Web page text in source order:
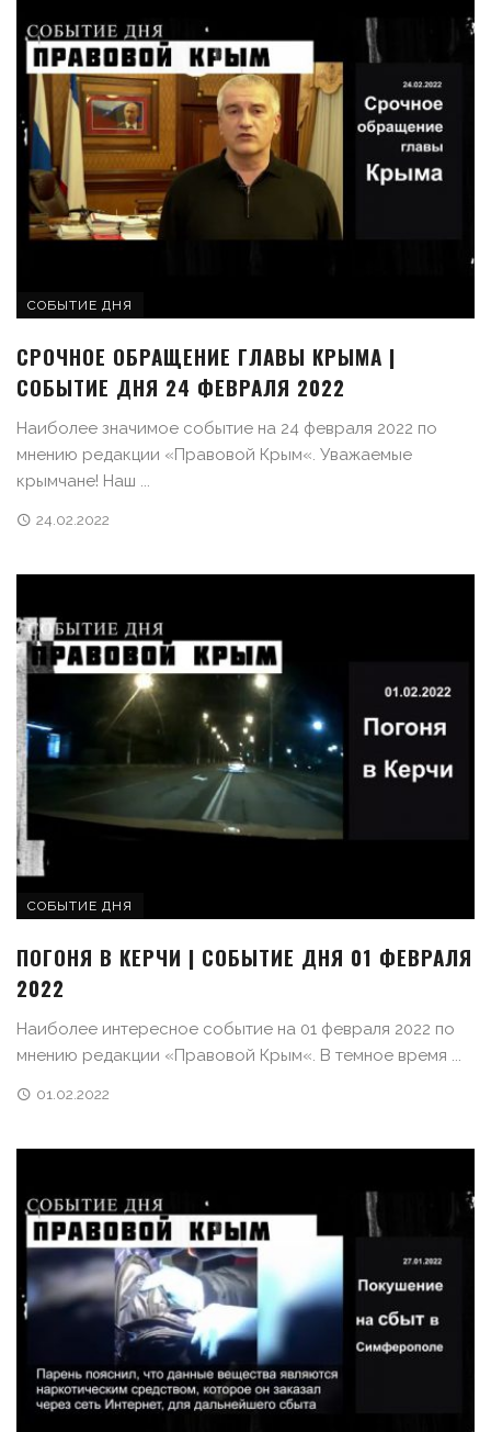
СОБЫТИЕ ДНЯ
СРОЧНОЕ ОБРАЩЕНИЕ ГЛАВЫ КРЫМА |
СОБЫТИЕ ДНЯ 24 ФЕВРАЛЯ 2022
Наиболее значимое событие на 24 февраля 2022 по
мнению редакции «Правовой Крым«. Уважаемые
крымчане! Наш ...
24.02.2022
СОБЫТИЕ ДНЯ
ПОГОНЯ В КЕРЧИ | СОБЫТИЕ ДНЯ 01 ФЕВРАЛЯ
2022
Наиболее интересное событие на 01 февраля 2022 по
мнению редакции «Правовой Крым«. В темное время ...
01.02.2022